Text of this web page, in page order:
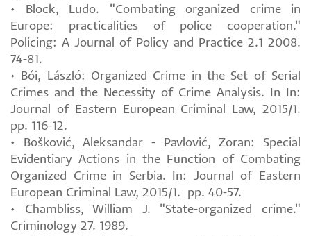
• Block, Ludo. "Combating organized crime in
Europe: practicalities of police cooperation."
Policing: A Journal of Policy and Practice 2.1 2008.
74-81.
• Bói, László: Organized Crime in the Set of Serial
Crimes and the Necessity of Crime Analysis. In In:
Journal of Eastern European Criminal Law, 2015/1.
pp. 116-12.
• Bošković, Aleksandar - Pavlović, Zoran: Special
Evidentiary Actions in the Function of Combating
Organized Crime in Serbia. In: Journal of Eastern
European Criminal Law, 2015/1. pp. 40-57.
• Chambliss, William J. "State-organized crime."
Criminology 27. 1989.